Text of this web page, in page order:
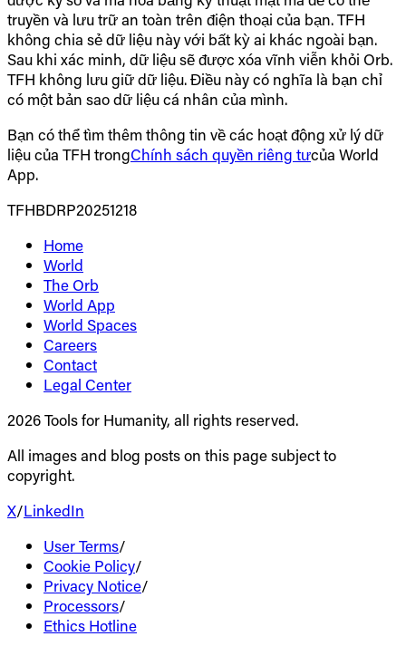
truyền và lưu trữ an toàn trên điện thoại của bạn. TFH
không chia sẻ dữ liệu này với bất kỳ ai khác ngoài bạn.
Sau khi xác minh, dữ liệu sẽ được xóa vĩnh viễn khỏi Orb.
TFH không lưu giữ dữ liệu. Điều này có nghĩa là bạn chỉ
có một bản sao dữ liệu cá nhân của mình.
Bạn có thể tìm thêm thông tin về các hoạt động xử lý dữ
liệu của TFH trongChính sách quyền riêng tưcủa World
App.
TFHBDRP20251218
Home
World
The Orb
World App
World Spaces
Careers
Contact
Legal Center
2026 Tools for Humanity, all rights reserved.
All images and blog posts on this page subject to
copyright.
X/LinkedIn
User Terms/
Cookie Policy/
Privacy Notice/
Processors/
Ethics Hotline